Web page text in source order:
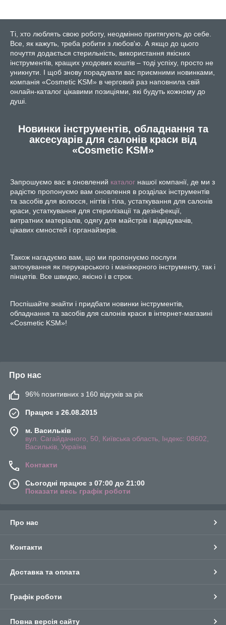
Ті, хто люблять свою роботу, неодмінно притягують до себе.
Все, як кажуть, треба робити з любов'ю. А якщо до цього
почуття додається стерильність, використання якісних
інструментів, кращих уходових коштів – тоді успіху, просто не
уникнути. І щоб знову порадувати вас приємними новинками,
компанія «Cosmetic KSM» в черговий раз наповнила свій
онлайн-каталог цікавими позиціями, які будуть кожному до
душі.
Новинки інструментів, обладнання та
аксесуарів для салонів краси від
«Cosmetic KSM»
Запрошуємо вас в оновлений каталог нашої компанії, де ми з
радістю пропонуємо вам оновлення в розділах інструментів
та засобів для волосся, нігтів і тіла, устаткування для салонів
краси, устаткування для стерилізації та дезінфекції,
витратних матеріалів, одягу для майстрів і відвідувачів,
цікавих ємностей і органайзерів.
Також нагадуємо вам, що ми пропонуємо послуги
заточування як перукарського і манікюрного інструменту, так і
пінцетів. Все швидко, якісно і в строк.
Поспішайте знайти і придбати новинки інструментів,
обладнання та засобів для салонів краси в інтернет-магазині
«Cosmetic KSM»!
Про нас
96% позитивних з 160 відгуків за рік
Працює з 26.08.2015
м. Васильків
вул. Сагайдачного, 50, Київська область, Індекс: 08602,
Васильків, Україна
Контакти
Сьогодні працює з 07:00 до 21:00
Показати весь графік роботи
Про нас
Контакти
Доставка та оплата
Графік роботи
Повна версія сайту